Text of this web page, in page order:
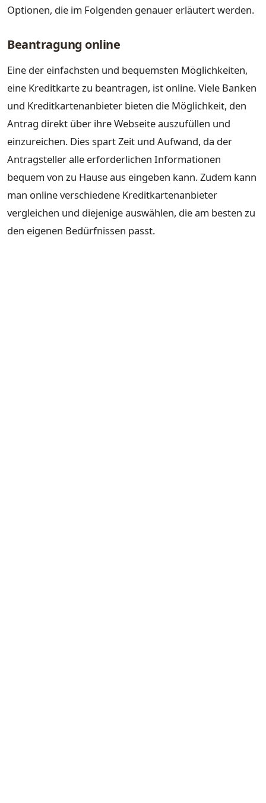
Optionen, die im Folgenden genauer erläutert werden.
Beantragung online
Eine der einfachsten und bequemsten Möglichkeiten,
eine Kreditkarte zu beantragen, ist online. Viele Banken
und Kreditkartenanbieter bieten die Möglichkeit, den
Antrag direkt über ihre Webseite auszufüllen und
einzureichen. Dies spart Zeit und Aufwand, da der
Antragsteller alle erforderlichen Informationen
bequem von zu Hause aus eingeben kann. Zudem kann
man online verschiedene Kreditkartenanbieter
vergleichen und diejenige auswählen, die am besten zu
den eigenen Bedürfnissen passt.